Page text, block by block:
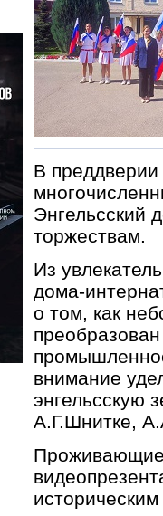
В преддверии
Энгельсский
торжествам.
Из
дома-
о том, как
внимание
энгельсскую
А.Г.Шнитке,
Проживающие